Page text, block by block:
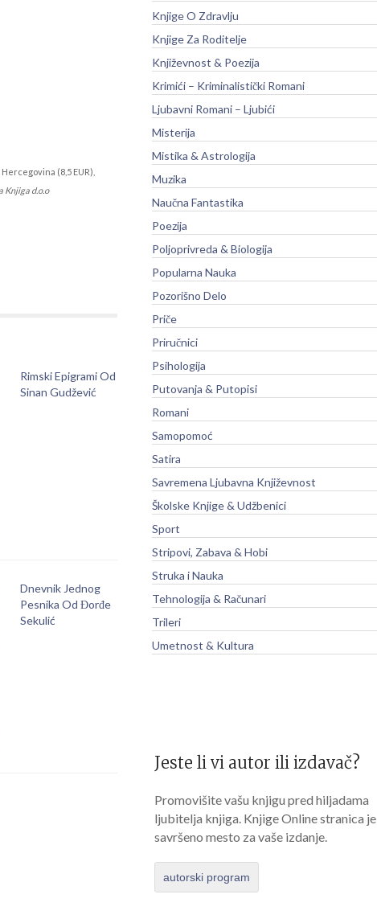
(8,5 EUR),
Knjiga d.o.o
Rimski Epigrami Od
Sinan Gudžević
Dnevnik Jednog
Pesnika Od Đorđe
Sekulić
Knjige O Zdravlju
Knjige Za Roditelje
Književnost & Poezija
Krimići – Kriminalistički Romani
Ljubavni Romani – Ljubići
Misterija
Mistika & Astrologija
Muzika
Naučna Fantastika
Poezija
Poljoprivreda & Biologija
Popularna Nauka
Pozorišno Delo
Priče
Priručnici
Psihologija
Putovanja & Putopisi
Romani
Samopomoć
Satira
Savremena Ljubavna Književnost
Školske Knjige & Udžbenici
Sport
Stripovi, Zabava & Hobi
Struka i Nauka
Tehnologija & Računari
Trileri
Umetnost & Kultura
Jeste li vi autor ili izdavač?
Promovišite vašu knjigu pred hiljadama
ljubitelja knjiga. Knjige Online stranica je
savršeno mesto za vaše izdanje.
autorski program